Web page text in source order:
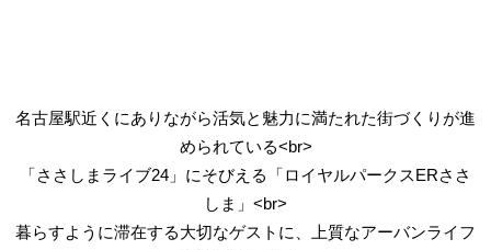
名古屋駅近くにありながら活気と魅力に満たれた街づくりが進
められている<br>
「ささしまライブ24」にそびえる「ロイヤルパークスERささ
しま」<br>
暮らすように滞在する大切なゲストに、上質なアーバンライフ